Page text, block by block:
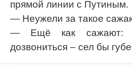
прямой линии с Путиным.
— Неужели за такое
— Ещё как сажают:
дозвониться – сел бы